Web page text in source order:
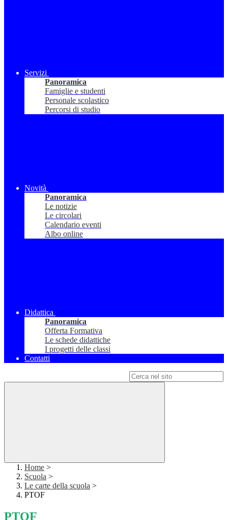
Servizi
Panoramica
Famiglie e studenti
Personale scolastico
Percorsi di studio
Novità
Panoramica
Le notizie
Le circolari
Calendario eventi
Albo online
Didattica
Panoramica
Offerta Formativa
Le schede didattiche
I progetti delle classi
Contatti
Home >
Scuola >
Le carte della scuola >
PTOF
PTOF